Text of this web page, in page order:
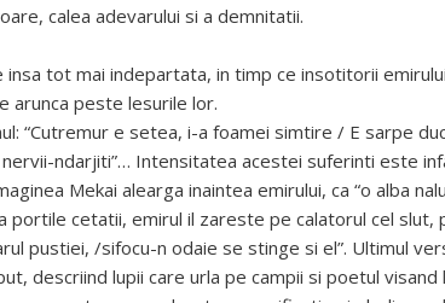
calea adevarului si a demnitatii.
tot mai indepartata, in timp ce insotitorii
arunca peste lesurile lor.
“Cutremur e setea, i-a foamei simtire / E sarpe
nervii-ndarjiti”… Intensitatea acestei suferinti este
Mekai alearga inaintea emirului, ca “o alba
portile cetatii, emirul il zareste pe calatorul cel slut,
pustiei, /sifocu-n odaie se stinge si el”. Ultimul
descriind lupii care urla pe campii si poetul